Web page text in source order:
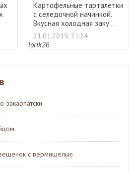
Картофельные тарталетки
с селедочной начинкой.
Вкусная холодная заку ...
21.01.2019, 21:24
lorik26
закарпатски
с вермишелью